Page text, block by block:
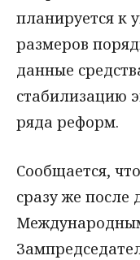
планируется к
размеров
данные
стабилизацию
ряда реформ.
Сообщается,
сразу же после